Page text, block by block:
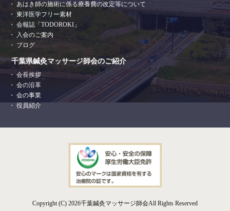
あはき師の施術に係る療養費の改定等について
東洋医学フリー素材
会報誌「TODOROKI」
入会のご案内
ブログ
千葉県鍼灸マッサージ師会のご紹介
会長挨拶
会の沿革
会の事業
役員紹介
Copyright (C) 2026千葉鍼灸マッサージ師会All Rights Reserved